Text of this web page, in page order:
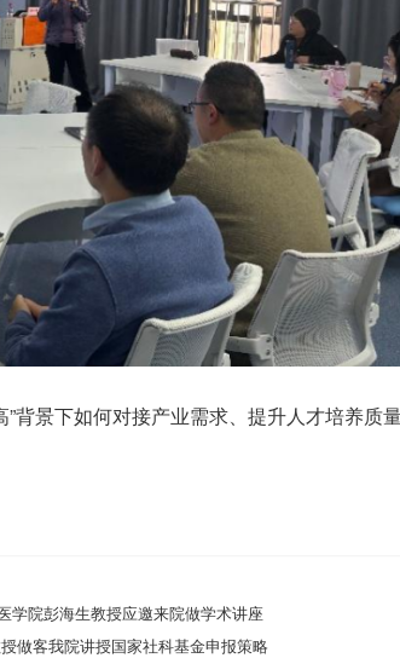
背景下如何对接产业需求、提升人才培养质
学院彭海生教授应邀来院做学术讲座
做客我院讲授国家社科基金申报策略